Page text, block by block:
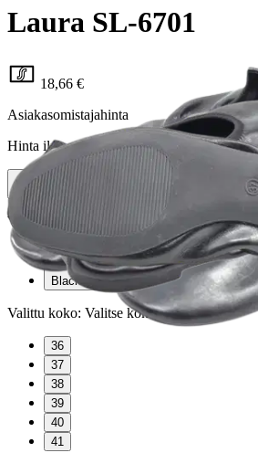
Laura SL-6701
18,66 €
Asiakasomistajahinta
Hinta ilman S-Etukorttia: 21,95 €
Verkkokaupan hinta
Valittu väri:Black
Black
Valittu koko: Valitse koko
36
37
38
39
40
41